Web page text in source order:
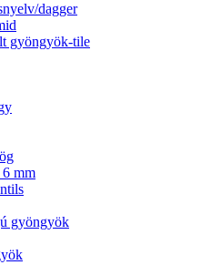
dagger
gyöngyök-tile
mm
gyöngyök